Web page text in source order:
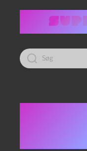
Led
efter: